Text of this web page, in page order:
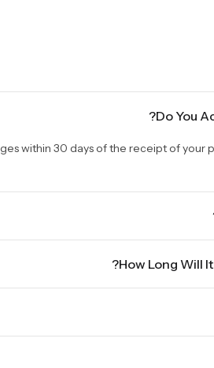
Do You
within 30 days of the receipt of your
How Long Will
Please allow up to three business
takes four to seven business